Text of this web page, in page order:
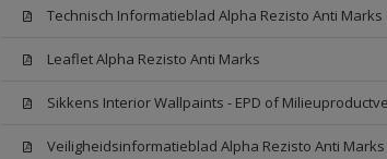
Technisch Informatieblad Alpha Rezisto Anti Marks
Leaflet Alpha Rezisto Anti Marks
Sikkens Interior Wallpaints - EPD of
Veiligheidsinformatieblad Alpha Rezisto Anti Marks